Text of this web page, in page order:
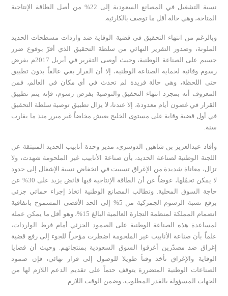
نسبة التشغيل في المصانع السعودية إلى 22% من أصل الطاقة الإنتاجية
المتاحة، وهي حالة أقل ما توصف بالكارثية.
وبالرغم من انتهاء التحقيق في قضية الوقاية ضد واردات مسطحات الحديد
الملونة، وصدور التقرير النهائي من سلطة التحقيق الذي أقرّ بوقوع ضرر
جسيم على الصناعة الوطنية، وحيث أوصى التقرير في أبريل 2017م بفرض
رسوم وقائية لحماية الصناعة الوطنية، إلا أن القرار بقي عالقاً بدون تطبيق
حتى اللحظة، وهي حالة فريدة لم تحدث في أي مكان في العالم، فمن
المعروف أنه بمجرد انتهاء التحقيق والتوصية بفرض رسوم، فإنه يتم تطبيق
القرار في غضون أيام معدودة، إلا عندنا، لا يزال تطبيق توصية سلطة التحقيق
في أول قضية وقاية على مستوى الخليج يعيش مخاضاً غير مبرر منذ ما يقارب
سنة.
وأفاد عبدالعزيز بن شاهين الدوسري، مدير وحدة أنابيب الحديد المنبثقة عن
اللجنة الوطنية لصناعة الحديد، بأن صناعة الأنابيب غير الملحومة شهدت، ولا
تزال، معاناة شديدة من الإغراق تسببت في انخفاض نسبة الإشغال إلى حدود
لا يمكن تحمّلها، عوضاً عن أن الطاقة الإنتاجية فيها فائض يزيد على 30% عن
حاجة السوق المحلية. وتطالب المصانع الوطنية اتخاذ إجراء حمائي جزئي
برفع نسبة الرسوم الجمركية من 5% إلى الحد الأقصى المسموح باتفاقية
انضمام المملكة لمنظمة التجارة العالمية البالغ 15%، وهو أقل ما يمكن عمله
لمساعدة هذه الصناعة الوطنية على الصمود الجزئي أمام فرط الواردات،
علماً بأن صناعة الأنابيب غير الملحومة اضطرت مؤخراً للجوء إلى رفع قضية
إغراق ضد مصدّرين أغرقوا السوق السعودية بمنتجاتهم. وحيث أن قضايا
الوقاية والإغراق تأخذ وقتاً طويلا للوصول إلى قرار نهائي، فإن صمود
الصناعات الوطنية المتضررة يتوقف حتماً على تقديم الدعم اللازم لها من
الجهات المسؤولة بالقدر المطلوب، وضمن الوقت اللازم.